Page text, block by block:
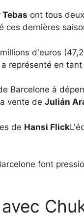
ont tous
ces dernières
d'euros
représenté en tant
Barcelone à
vente de Julián
de Hansi Flick
font